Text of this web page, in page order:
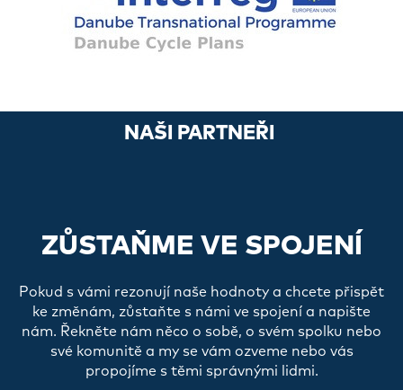
NAŠI PARTNEŘI
ZŮSTAŇME VE SPOJENÍ
Pokud s vámi rezonují naše hodnoty a chcete přispět
ke změnám, zůstaňte s námi ve spojení a napište
nám. Řekněte nám něco o sobě, o svém spolku nebo
své komunitě a my se vám ozveme nebo vás
propojíme s těmi správnými lidmi.